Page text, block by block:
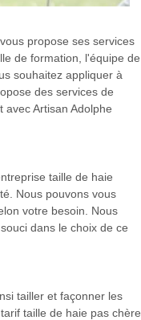
propose ses services
de formation, l'équipe de
souhaitez appliquer à
des services de
Artisan Adolphe
taille de haie
Nous pouvons vous
votre besoin. Nous
dans le choix de ce
tailler et façonner les
taille de haie pas chère